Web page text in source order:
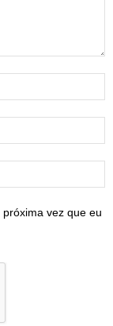
vez que eu